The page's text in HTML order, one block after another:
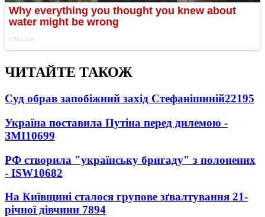
ЧИТАЙТЕ ТАКОЖ
Суд обрав запобіжний захід Стефанішиній22195
Україна поставила Путіна перед дилемою -
ЗМІ10699
РФ створила "українську бригаду" з полонених
- ISW10682
На Київщині сталося групове зґвалтування 21-
річної дівчини 7894